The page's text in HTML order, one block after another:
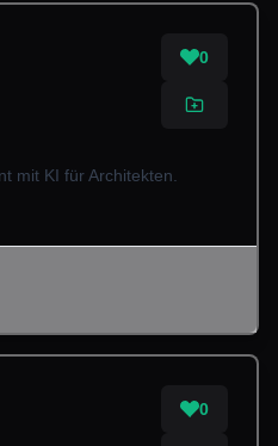
0
mit KI für Architekten.
0